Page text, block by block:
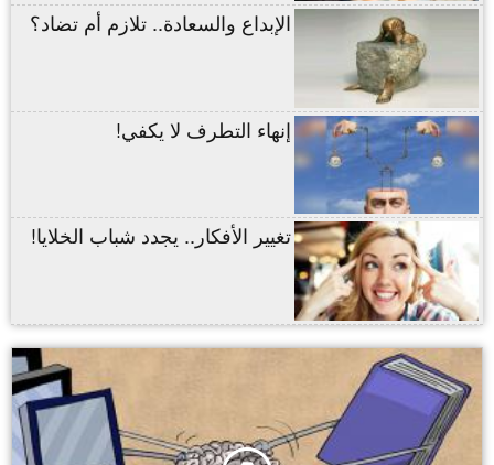
الإبداع والسعادة.. تلازم أم تضاد؟
إنهاء التطرف لا يكفي!
تغيير الأفكار.. يجدد شباب الخلايا!